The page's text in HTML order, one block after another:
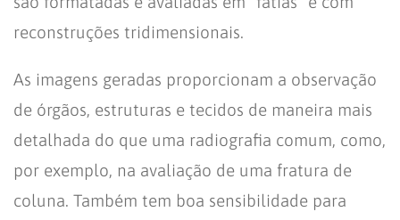
reconstruções tridimensionais.
As imagens geradas proporcionam a observação
de órgãos, estruturas e tecidos de maneira mais
detalhada do que uma radiografia comum, como,
por exemplo, na avaliação de uma fratura de
coluna. Também tem boa sensibilidade para